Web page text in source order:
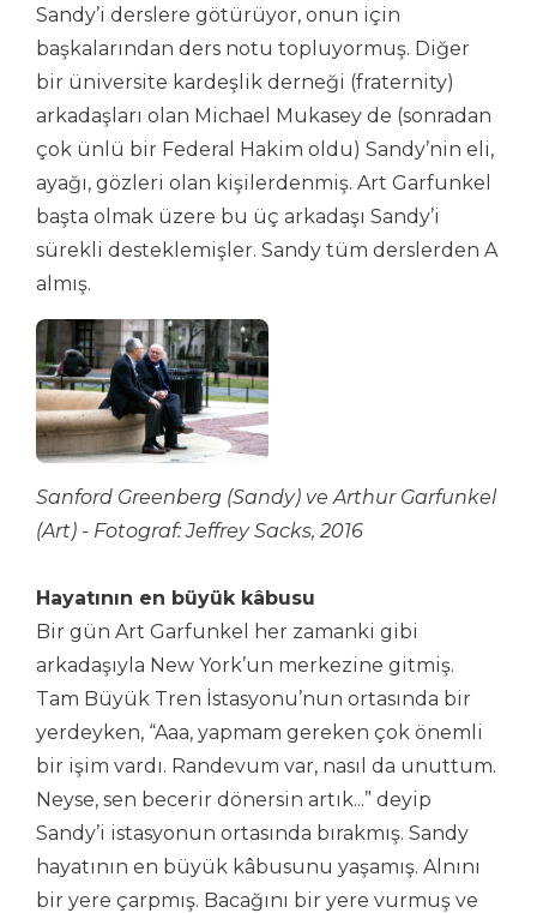
Sandy’i derslere götürüyor, onun için
başkalarından ders notu topluyormuş. Diğer
bir üniversite kardeşlik derneği (fraternity)
arkadaşları olan Michael Mukasey de (sonradan
çok ünlü bir Federal Hakim oldu) Sandy’nin eli,
ayağı, gözleri olan kişilerdenmiş. Art Garfunkel
başta olmak üzere bu üç arkadaşı Sandy’i
sürekli desteklemişler. Sandy tüm derslerden A
almış.
Sanford Greenberg (Sandy) ve Arthur Garfunkel
(Art) - Fotograf: Jeffrey Sacks, 2016
Hayatının en büyük kâbusu
Bir gün Art Garfunkel her zamanki gibi
arkadaşıyla New York’un merkezine gitmiş.
Tam Büyük Tren İstasyonu’nun ortasında bir
yerdeyken, “Aaa, yapmam gereken çok önemli
bir işim vardı. Randevum var, nasıl da unuttum.
Neyse, sen becerir dönersin artık...” deyip
Sandy’i istasyonun ortasında bırakmış. Sandy
hayatının en büyük kâbusunu yaşamış. Alnını
bir yere çarpmış. Bacağını bir yere vurmuş ve